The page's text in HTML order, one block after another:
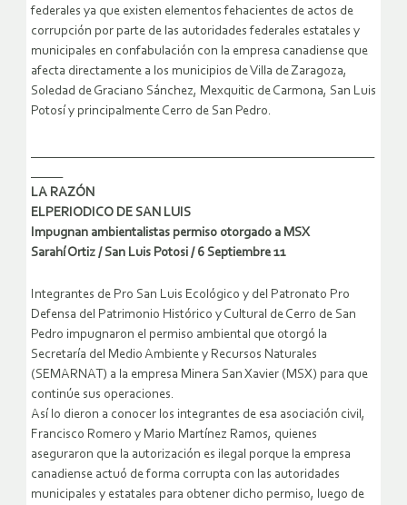
federales ya que existen elementos fehacientes de actos de
corrupción por parte de las autoridades federales estatales y
municipales en confabulación con la empresa canadiense que
afecta directamente a los municipios de Villa de Zaragoza,
Soledad de Graciano Sánchez, Mexquitic de Carmona, San Luis
Potosí y principalmente Cerro de San Pedro.
LA RAZÓN
ELPERIODICO DE SAN LUIS
Impugnan ambientalistas permiso otorgado a MSX
Sarahí Ortiz / San Luis Potosi / 6 Septiembre 11
Integrantes de Pro San Luis Ecológico y del Patronato Pro
Defensa del Patrimonio Histórico y Cultural de Cerro de San
Pedro impugnaron el permiso ambiental que otorgó la
Secretaría del Medio Ambiente y Recursos Naturales
(SEMARNAT) a la empresa Minera San Xavier (MSX) para que
continúe sus operaciones.
Así lo dieron a conocer los integrantes de esa asociación civil,
Francisco Romero y Mario Martínez Ramos, quienes
aseguraron que la autorización es ilegal porque la empresa
canadiense actuó de forma corrupta con las autoridades
municipales y estatales para obtener dicho permiso, luego de